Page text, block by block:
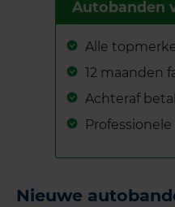
Autobanden
Alle
12 maanden
Achteraf
Nieuwe